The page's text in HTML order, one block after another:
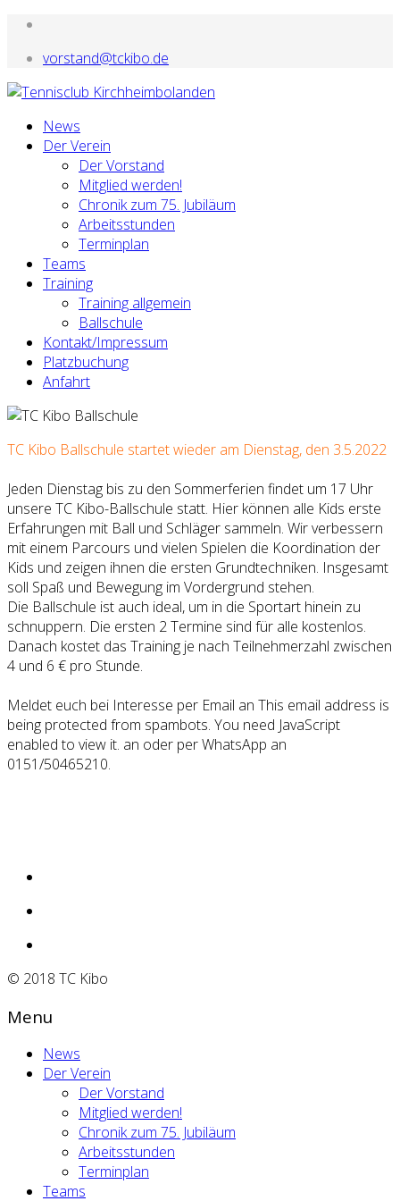
vorstand@tckibo.de
News
Der Verein
Der Vorstand
Mitglied werden!
Chronik zum 75. Jubiläum
Arbeitsstunden
Terminplan
Teams
Training
Training allgemein
Ballschule
Kontakt/Impressum
Platzbuchung
Anfahrt
TC Kibo Ballschule startet wieder am Dienstag, den 3.5.2022
Jeden Dienstag bis zu den Sommerferien findet um 17 Uhr
unsere TC Kibo-Ballschule statt. Hier können alle Kids erste
Erfahrungen mit Ball und Schläger sammeln. Wir verbessern
mit einem Parcours und vielen Spielen die Koordination der
Kids und zeigen ihnen die ersten Grundtechniken. Insgesamt
soll Spaß und Bewegung im Vordergrund stehen.
Die Ballschule ist auch ideal, um in die Sportart hinein zu
schnuppern. Die ersten 2 Termine sind für alle kostenlos.
Danach kostet das Training je nach Teilnehmerzahl zwischen
4 und 6 € pro Stunde.
Meldet euch bei Interesse per Email an This email address is
being protected from spambots. You need JavaScript
enabled to view it. an oder per WhatsApp an
0151/50465210.
© 2018 TC Kibo
Menu
News
Der Verein
Der Vorstand
Mitglied werden!
Chronik zum 75. Jubiläum
Arbeitsstunden
Terminplan
Teams